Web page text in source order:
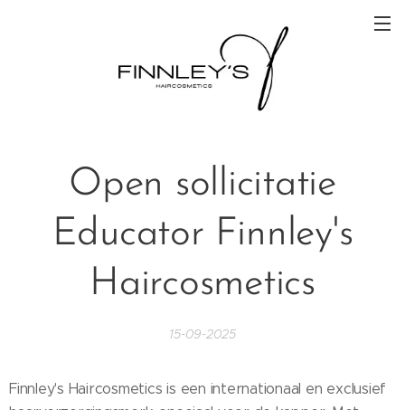
Open sollicitatie
Educator Finnley's
Haircosmetics
15-09-2025
Finnley's Haircosmetics is een internationaal en exclusief